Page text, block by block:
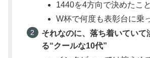
1440を4方向で決めたこと
W杯で何度も表彰台に乗
それなのに、落ち着いていて
る“クールな10代”